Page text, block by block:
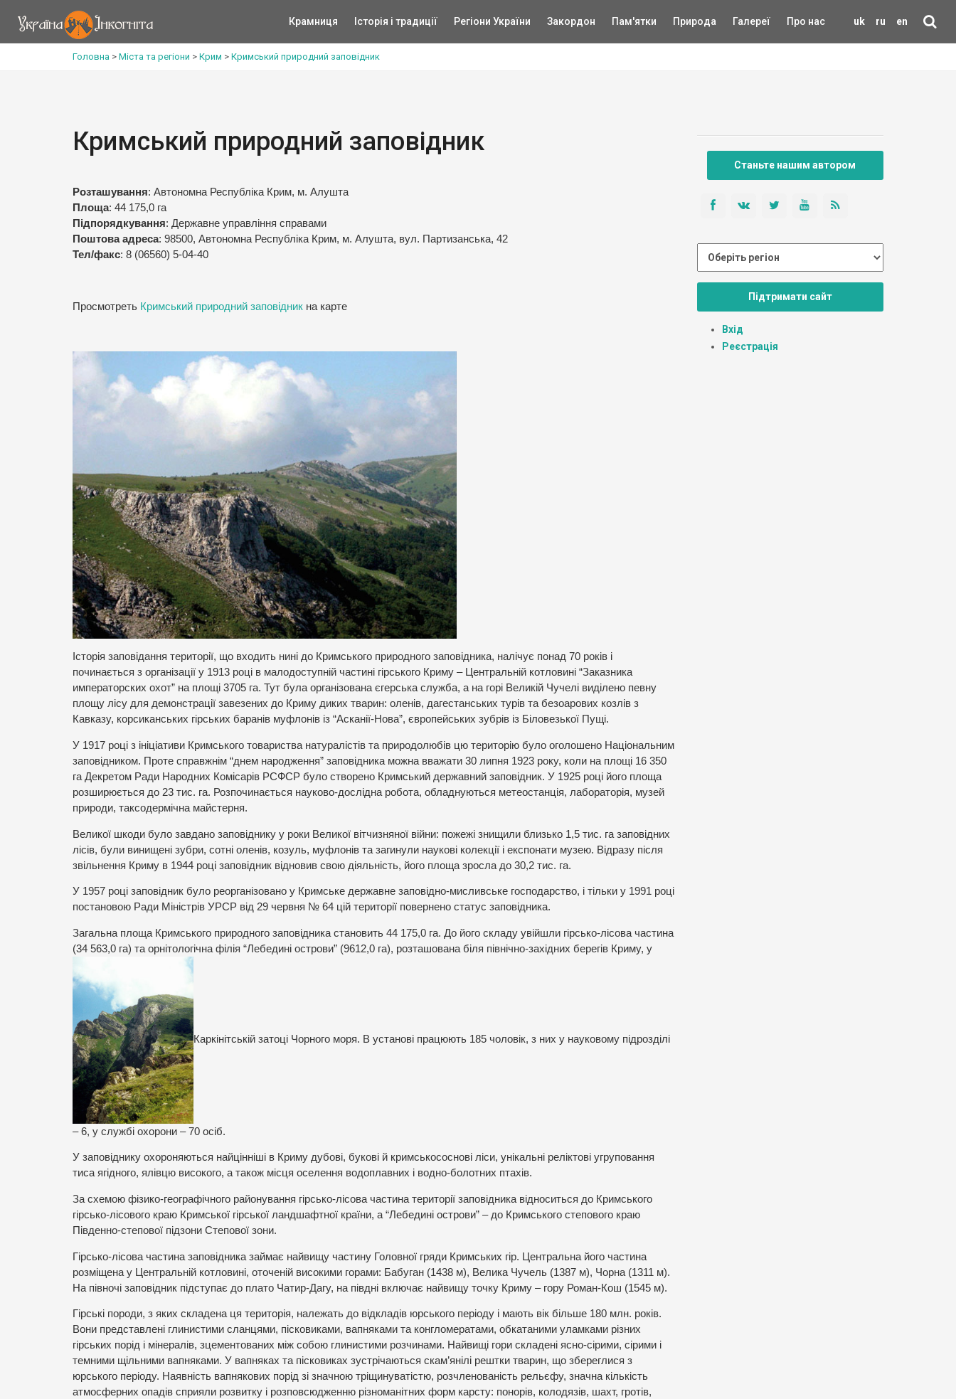
uk ru en
Крамниця Історія і традиції Регіони України Закордон Пам'ятки Природа Галереї Про нас
Головна > Міста та регіони > Крим > Кримський природний заповідник
Кримський природний заповідник
Розташування: Автономна Республіка Крим, м. Алушта
Площа: 44 175,0 га
Підпорядкування: Державне управління справами
Поштова адреса: 98500, Автономна Республіка Крим, м. Алушта, вул. Партизанська, 42
Тел/факс: 8 (06560) 5-04-40
Просмотреть Кримський природний заповідник на карте
Історія заповідання території, що входить нині до Кримського природного заповідника, налічує понад 70 років і
починається з організації у 1913 році в малодоступній частині гірського Криму – Центральній котловині “Заказника
императорских охот” на площі 3705 га. Тут була організована єгерська служба, а на горі Великій Чучелі виділено певну
площу лісу для демонстрації завезених до Криму диких тварин: оленів, дагестанських турів та безоарових козлів з
Кавказу, корсиканських гірських баранів муфлонів із “Асканії-Нова”, європейських зубрів із Біловезької Пущі.
У 1917 році з ініціативи Кримського товариства натуралістів та природолюбів цю територію було оголошено Національним
заповідником. Проте справжнім “днем народження” заповідника можна вважати 30 липня 1923 року, коли на площі 16 350
га Декретом Ради Народних Комісарів РСФСР було створено Кримський державний заповідник. У 1925 році його площа
розширюється до 23 тис. га. Розпочинається науково-дослідна робота, обладнуються метеостанція, лабораторія, музей
природи, таксодермічна майстерня.
Великої шкоди було завдано заповіднику у роки Великої вітчизняної війни: пожежі знищили близько 1,5 тис. га заповідних
лісів, були винищені зубри, сотні оленів, козуль, муфлонів та загинули наукові колекції і експонати музею. Відразу після
звільнення Криму в 1944 році заповідник відновив свою діяльність, його площа зросла до 30,2 тис. га.
У 1957 році заповідник було реорганізовано у Кримське державне заповідно-мисливське господарство, і тільки у 1991 році
постановою Ради Міністрів УРСР від 29 червня № 64 цій території повернено статус заповідника.
Загальна площа Кримського природного заповідника становить 44 175,0 га. До його складу увійшли гірсько-лісова частина
(34 563,0 га) та орнітологічна філія “Лебедині острови” (9612,0 га), розташована біля північно-західних берегів Криму, у
Каркінітській затоці Чорного моря. В установі працюють 185 чоловік, з них у науковому підрозділі
– 6, у службі охорони – 70 осіб.
У заповіднику охороняються найцінніші в Криму дубові, букові й кримськососнові ліси, унікальні реліктові угруповання
тиса ягідного, ялівцю високого, а також місця оселення водоплавних і водно-болотних птахів.
За схемою фізико-географічного районування гірсько-лісова частина території заповідника відноситься до Кримського
гірсько-лісового краю Кримської гірської ландшафтної країни, а “Лебедині острови” – до Кримського степового краю
Південно-степової підзони Cтепової зони.
Гірсько-лісова частина заповідника займає найвищу частину Головної гряди Кримських гір. Центральна його частина
розміщена у Центральній котловині, оточеній високими горами: Бабуган (1438 м), Велика Чучель (1387 м), Чорна (1311 м).
На півночі заповідник підступає до плато Чатир-Дагу, на півдні включає найвищу точку Криму – гору Роман-Кош (1545 м).
Гірські породи, з яких складена ця територія, належать до відкладів юрського періоду і мають вік більше 180 млн. років.
Вони представлені глинистими сланцями, пісковиками, вапняками та конгломератами, обкатаними уламками різних
гірських порід і мінералів, зцементованих між собою глинистими розчинами. Найвищі гори складені ясно-сірими, сірими і
темними щільними вапняками. У вапняках та пісковиках зустрічаються скам’янілі рештки тварин, що збереглися з
юрського періоду. Наявність вапнякових порід зі значною тріщинуватістю, розчленованість рельєфу, значна кількість
атмосферних опадів сприяли розвитку і розповсюдженню різноманітних форм карсту: понорів, колодязів, шахт, гротів,
Станьте нашим автором
Підтримати сайт
Вхід
Реєстрація